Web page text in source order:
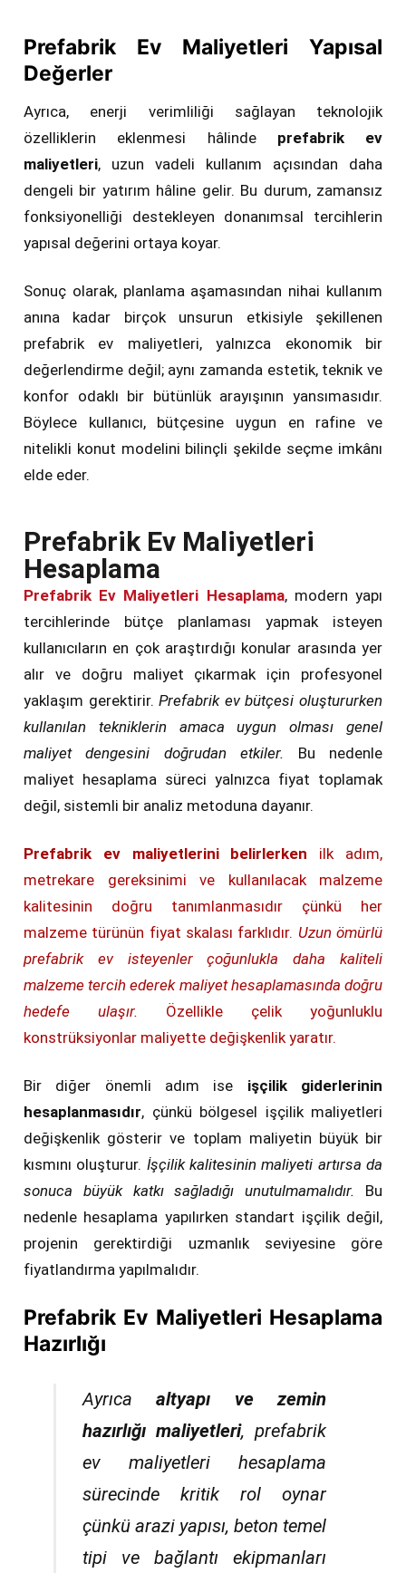
Prefabrik Ev Maliyetleri Yapısal
Değerler
Ayrıca, enerji verimliliği sağlayan teknolojik
özelliklerin eklenmesi hâlindeprefabrik ev
maliyetleri, uzun vadeli kullanım açısından daha
dengeli bir yatırım hâline gelir. Bu durum, zamansız
fonksiyonelliği destekleyen donanımsal tercihlerin
yapısal değerini ortaya koyar.
Sonuç olarak, planlama aşamasından nihai kullanım
anına kadar birçok unsurun etkisiyle şekillenen
prefabrik ev maliyetleri, yalnızca ekonomik bir
değerlendirme değil; aynı zamanda estetik, teknik ve
konfor odaklı bir bütünlük arayışının yansımasıdır.
Böylece kullanıcı, bütçesine uygun en rafine ve
nitelikli konut modelini bilinçli şekilde seçme imkânı
elde eder.
Prefabrik Ev Maliyetleri
Hesaplama
Prefabrik Ev Maliyetleri Hesaplama, modern yapı
tercihlerinde bütçe planlaması yapmak isteyen
kullanıcıların en çok araştırdığı konular arasında yer
alır ve doğru maliyet çıkarmak için profesyonel
yaklaşım gerektirir.Prefabrik ev bütçesi oluştururken
kullanılan tekniklerin amaca uygun olması genel
maliyet dengesini doğrudan etkiler.
Bu nedenle
maliyet hesaplama süreci yalnızca fiyat toplamak
değil, sistemli bir analiz metoduna dayanır.
Prefabrik ev maliyetlerini belirlerken ilk adım,
metrekare gereksinimi ve kullanılacak malzeme
kalitesinin doğru tanımlanmasıdır çünkü her
malzeme türünün fiyat skalası farklıdır. Uzun ömürlü
prefabrik ev isteyenler çoğunlukla daha kaliteli
malzeme tercih ederek maliyet hesaplamasında doğru
hedefe ulaşır. Özellikle çelik yoğunluklu
konstrüksiyonlar maliyette değişkenlik yaratır.
Bir diğer önemli adım ise işçilik giderlerinin
hesaplanmasıdır, çünkü bölgesel işçilik maliyetleri
değişkenlik gösterir ve toplam maliyetin büyük bir
kısmını oluşturur. İşçilik kalitesinin maliyeti artırsa da
sonuca büyük katkı sağladığı unutulmamalıdır.
Bu
nedenle hesaplama yapılırken standart işçilik değil,
projenin gerektirdiği uzmanlık seviyesine göre
fiyatlandırma yapılmalıdır.
Prefabrik Ev Maliyetleri Hesaplama
Hazırlığı
Ayrıcaaltyapı ve zemin
hazırlığı maliyetleri, prefabrik
ev maliyetleri hesaplama
sürecinde kritik rol oynar
çünkü arazi yapısı, beton temel
tipi ve bağlantı ekipmanları